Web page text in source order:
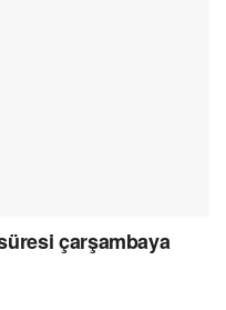
çarşambaya